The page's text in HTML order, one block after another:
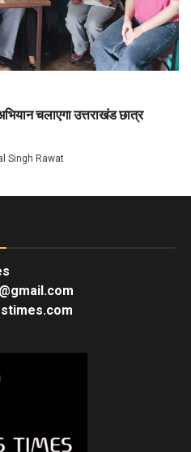
चलाएगा उत्तराखंड छात्र
Singh Rawat